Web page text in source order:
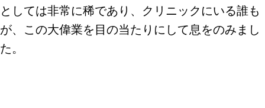
としては非常に稀であり、クリニックにいる誰も
が、この大偉業を目の当たりにして息をのみまし
た。